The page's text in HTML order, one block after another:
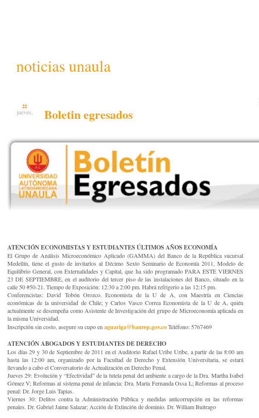
noticias unaula
22
jueves, Boletin egresados
ATENCIÓN ECONOMISTAS Y ESTUDIANTES ÚLTIMOS AÑOS ECONOMÍA
El Grupo de Análisis Microeconómico Aplicado (GAMMA) del Banco de la República sucursal
Medellín, tiene el gusto de invitarlos al Décimo Sexto Seminario de Economía 2011, Modelo de
Equilibrio General, con Externalidades y Capital, que ha sido programado PARA ESTE VIERNES
23 DE SEPTIEMBRE, en el auditorio del tercer piso de las instalaciones del Banco, situado en la
calle 50 #50-21. Tiempo de Exposición: 12:30 a 2:00 pm. Habrá refrigerio a las 12:15 pm.
Conferencistas: David Tobón Orozco. Economista de la U de A, con Maestría en Ciencias
económicas de la universidad de Chile; y Carlos Vasco Correa Economista de la U de A, quién
actualmente se desempeña como Asistente de Investigación del grupo de Microeconomía aplicada en
la misma Universidad.
Inscripción sin costo, asegure su cupo enaguariga@banrep.gov.coTeléfono: 5767469
ATENCIÓN ABOGADOS Y ESTUDIANTES DE DERECHO
Los días 29 y 30 de Septiembre de 2011 en el Auditorio Rafael Uribe Uribe, a partir de las 8:00 am
hasta las 12:00 am, organizado por la Facultad de Derecho y Extensión Universitaria, se estará
llevando a cabo el Conversatorio de Actualización en Derecho Penal.
Jueves 29: Evolución y “Efectividad” de la tutela penal del ambiente a cargo de la Dra. Martha Isabel
Gómez V; Reformas al sistema penal de infancia: Dra. María Fernanda Ossa L; Reformas al proceso
penal: Dr. Jorge Luis Tapias.
Viernes 30: Delitos contra la Administración Pública y medidas anticorrupción en las reformas
penales. Dr. Gabriel Jaime Salazar; Acción de Extinción de dominio. Dr. William Buitrago